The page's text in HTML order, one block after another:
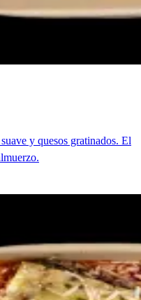
y quesos gratinados. El